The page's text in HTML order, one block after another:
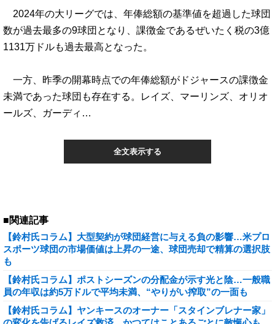
2024年の大リーグでは、年俸総額の基準値を超過した球団
数が過去最多の9球団となり、課徴金であるぜいたく税の3億
1131万ドルも過去最高となった。
一方、昨季の開幕時点での年俸総額がドジャースの課徴金
未満であった球団も存在する。レイズ、マーリンズ、オリオ
ールズ、ガーディ…
全文表示する
■関連記事
【鈴村氏コラム】大型契約が球団経営に与える負の影響…米プロ
スポーツ球団の市場価値は上昇の一途、球団売却で精算の選択肢
も
【鈴村氏コラム】ポストシーズンの分配金が示す光と陰…一般職
員の年収は約5万ドルで平均未満、“やりがい搾取”の一面も
【鈴村氏コラム】ヤンキースのオーナー「スタインブレナー家」